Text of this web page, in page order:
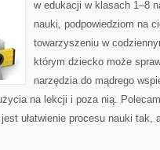
w edukacji w klasach 1–8
nauki, podpowiedziom na
towarzyszeniu w
którym dziecko może
narzędzia do mądrego
na lekcji i poza nią.
ułatwienie procesu nauki tak,